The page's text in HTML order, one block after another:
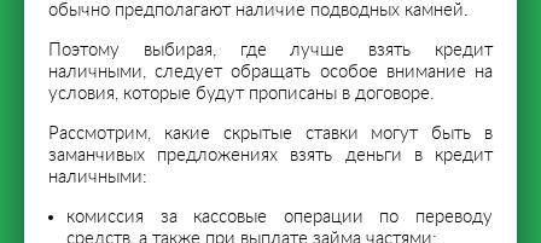
обычно предполагают наличие подводных камней.
Поэтому выбирая, где лучше взять кредит
наличными, следует обращать особое внимание на
условия, которые будут прописаны в договоре.
Рассмотрим, какие скрытые ставки могут быть в
заманчивых предложениях взять деньги в кредит
наличными:
комиссия за кассовые операции по переводу
средств, а также при выплате займа частями;